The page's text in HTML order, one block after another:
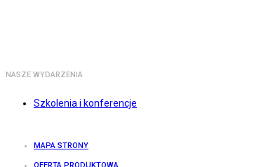
NASZE WYDARZENIA
Szkolenia i konferencje
MAPA STRONY